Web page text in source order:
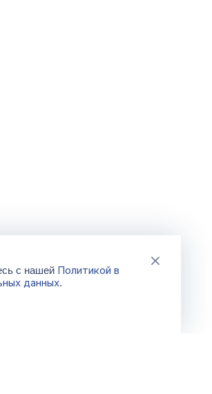
с нашей Политикой в
данных.